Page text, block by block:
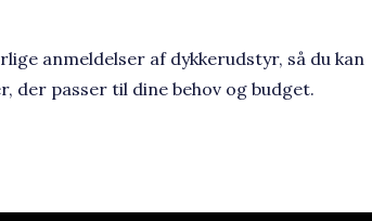
anmeldelser af dykkerudstyr, så du kan
passer til dine behov og budget.